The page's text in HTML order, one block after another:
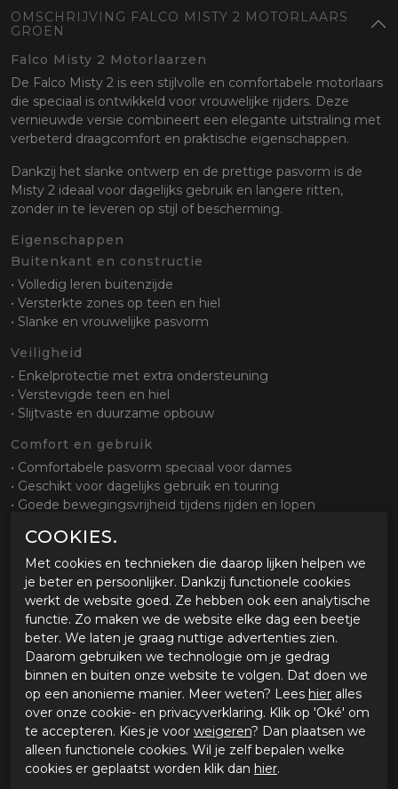
OMSCHRIJVING FALCO MISTY 2 MOTORLAARS
GROEN
Falco Misty 2 Motorlaarzen
De Falco Misty 2 is een stijlvolle en comfortabele motorlaars
die speciaal is ontwikkeld voor vrouwelijke rijders. Deze
vernieuwde versie combineert een elegante uitstraling met
verbeterd draagcomfort en praktische eigenschappen.
Dankzij het slanke ontwerp en de prettige pasvorm is de
Misty 2 ideaal voor dagelijks gebruik en langere ritten,
zonder in te leveren op stijl of bescherming.
Eigenschappen
Buitenkant en constructie
• Volledig leren buitenzijde
• Versterkte zones op teen en hiel
• Slanke en vrouwelijke pasvorm
Veiligheid
• Enkelprotectie met extra ondersteuning
• Verstevigde teen en hiel
• Slijtvaste en duurzame opbouw
Comfort en gebruik
• Comfortabele pasvorm speciaal voor dames
• Geschikt voor dagelijks gebruik en touring
• Goede bewegingsvrijheid tijdens rijden en lopen
Sluiting en pasvorm
• Ritssluiting met klittenband afdekking
• Eenvoudig aan en uit te trekken
• Goede aansluiting rond enkel en kuit
Zool en grip
• Slijtvaste zool met gripprofiel
• Goede grip op verschillende ondergronden
• Stabiel bij stilstand
Waterdichtheid
• Waterdicht membraan
• Geschikt voor wisselende weersomstandigheden
• Ademend voor extra comfort
COOKIES.
Met cookies en technieken die daarop lijken helpen we
je beter en persoonlijker. Dankzij functionele cookies
werkt de website goed. Ze hebben ook een analytische
functie. Zo maken we de website elke dag een beetje
beter. We laten je graag nuttige advertenties zien.
Daarom gebruiken we technologie om je gedrag
binnen en buiten onze website te volgen. Dat doen we
op een anonieme manier. Meer weten? Lees hier alles
over onze cookie- en privacyverklaring. Klik op 'Oké' om
te accepteren. Kies je voor weigeren? Dan plaatsen we
alleen functionele cookies. Wil je zelf bepalen welke
cookies er geplaatst worden klik dan hier.